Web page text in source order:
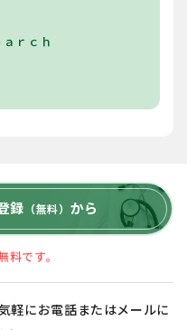
ｒｃｈ
録 （無料） から
料です。
軽にお電話またはメールに